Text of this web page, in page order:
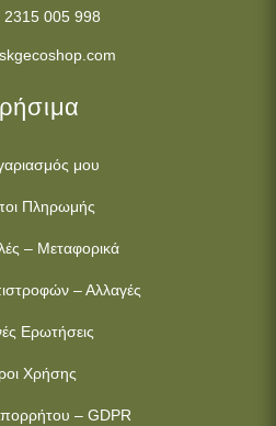
2315 005 998
μου
Πληρωμής
– Μεταφορικά
– Αλλαγές
Ερωτήσεις
Χρήσης
– GDPR